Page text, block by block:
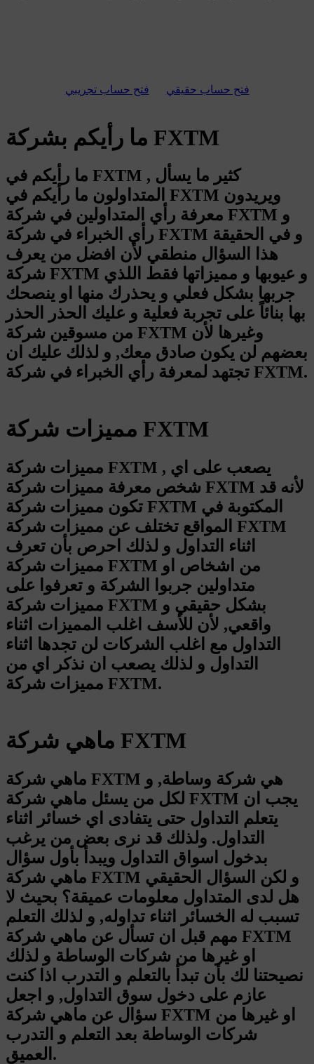
فتح حساب حقيقي فتح حساب تجريبي
ما رأيكم بشركة FXTM
ما رأيكم في FXTM , كثير ما يسأل
المتداولون ما رأيكم في FXTM ويريدون
معرفة رأي المتداولين في شركة FXTM و
رأي الخبراء في شركة FXTM و في الحقيقة
هذا السؤال منطقي لأن افضل من يعرف
شركة FXTM و عيوبها و مميزاتها فقط اللذي
جربها بشكل فعلي و يحذرك منها او ينصحك
بها بنائاً على تجربة فعلية و عليك الحذر الحذر
من مسوقين شركة FXTM وغيرها لأن
بعضهم لن يكون صادق معك, و لذلك عليك ان
تجتهد لمعرفة رأي الخبراء في شركة FXTM.
مميزات شركة FXTM
مميزات شركة FXTM , يصعب على اي
شخص معرفة مميزات شركة FXTM لأنه قد
تكون مميزات شركة FXTM المكتوبة في
المواقع تختلف عن مميزات شركة FXTM
اثناء التداول و لذلك احرص بأن تعرف
مميزات شركة FXTM من اشخاص او
متداولين جربوا الشركة و تعرفوا على
مميزات شركة FXTM بشكل حقيقي و
واقعي, لأن للأسف اغلب المميزات اثناء
التداول مع اغلب الشركات لن تجدها اثناء
التداول و لذلك يصعب ان نذكر اي من
مميزات شركة FXTM.
ماهي شركة FXTM
ماهي شركة FXTM هي شركة وساطة, و
لكل من يسئل ماهي شركة FXTM يجب ان
يتعلم التداول حتى يتفادى اي خسائر اثناء
التداول. ولذلك قد نرى بعض من يرغب
بدخول اسواق التداول ويبدأ بأول سؤال
ماهي شركة FXTM و لكن السؤال الحقيقي
هل لدى المتداول معلومات عميقة؟ بحيث لا
تسبب له الخسائر اثناء تداوله, و لذلك التعلم
مهم قبل ان تسأل عن ماهي شركة FXTM
او غيرها من شركات الوساطة و لذلك
نصيحتنا لك بأن تبدأ بالتعلم و التدرب اذا كنت
عازم على دخول سوق التداول, و اجعل
سؤال عن ماهي شركة FXTM او غيرها من
شركات الوساطة بعد التعلم و التدرب
العميق.